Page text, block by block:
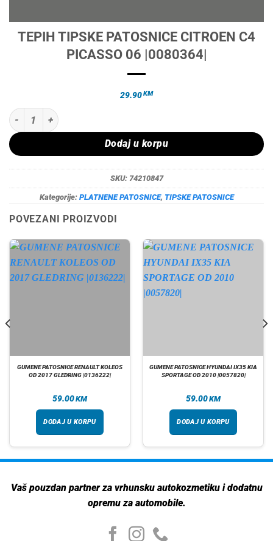
TEPIH TIPSKE PATOSNICE CITROEN C4
PICASSO 06 |0080364|
29.90KM
TEPIH TIPSKE PATOSNICE CITROEN C4 PICASSO 06 |0080364|
Dodaj u korpu
SKU: 74210847
Kategorije: PLATNENE PATOSNICE, TIPSKE PATOSNICE
POVEZANI PROIZVODI
GUMENE PATOSNICE RENAULT KOLEOS
OD 2017 GLEDRING |0136222|
59.00KM
DODAJ U KORPU
GUMENE PATOSNICE HYUNDAI IX35 KIA
SPORTAGE OD 2010 |0057820|
59.00KM
DODAJ U KORPU
Vaš pouzdan partner za vrhunsku autokozmetiku i dodatnu
opremu za automobile.